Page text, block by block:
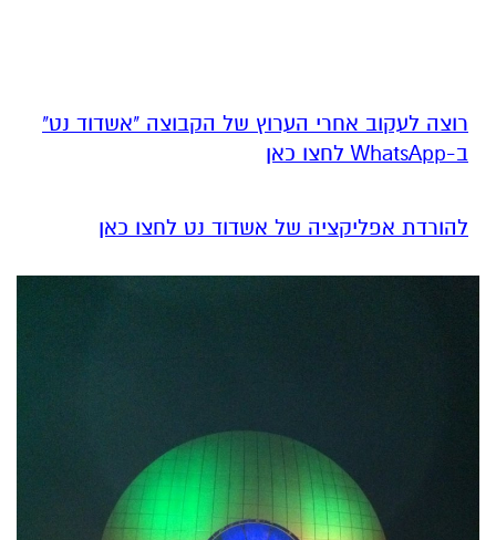
רוצה לעקוב אחרי הערוץ של הקבוצה "אשדוד נט"
ב-WhatsApp לחצו כאן
להורדת אפליקציה של אשדוד נט לחצו כאן